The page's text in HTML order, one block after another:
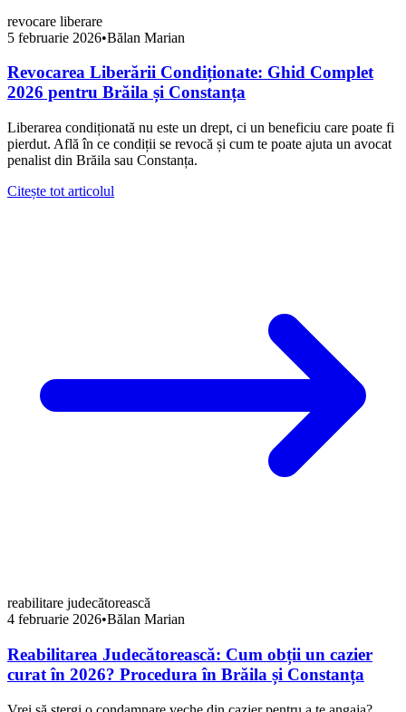
revocare liberare
5 februarie 2026•Bălan Marian
Revocarea Liberării Condiționate: Ghid Complet
2026 pentru Brăila și Constanța
Liberarea condiționată nu este un drept, ci un beneficiu care poate fi
pierdut. Află în ce condiții se revocă și cum te poate ajuta un avocat
penalist din Brăila sau Constanța.
Citește tot articolul
reabilitare judecătorească
4 februarie 2026•Bălan Marian
Reabilitarea Judecătorească: Cum obții un cazier
curat în 2026? Procedura în Brăila și Constanța